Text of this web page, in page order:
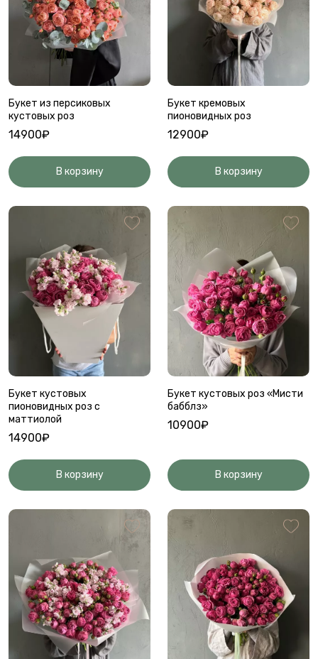
Букет из персиковых
кустовых роз
14900₽
В корзину
Букет кремовых
пионовидных роз
12900₽
В корзину
Букет кустовых
пионовидных роз с
маттиолой
14900₽
В корзину
Букет кустовых роз «Мисти
бабблз»
10900₽
В корзину